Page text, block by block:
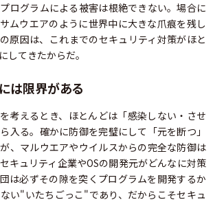
ログラムによる被害は根絶できない。場合に
ムウエアのように世界中に大きな爪痕を残し
原因は、これまでのセキュリティ対策がほと
してきたからだ。
は限界がある
考えるとき、ほとんどは「感染しない・させ
入る。確かに防御を完璧にして「元を断つ」
、マルウエアやウイルスからの完全な防御は
キュリティ企業やOSの開発元がどんなに対策
は必ずその隙を突くプログラムを開発するか
い"いたちごっこ"であり、だからこそセキュ